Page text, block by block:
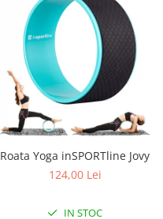
Roata Yoga inSPORTline Jovy
124,00 Lei
IN STOC